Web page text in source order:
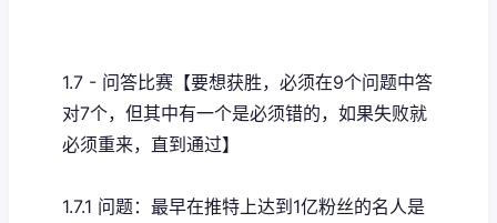
1.7 - 问答比赛【要想获胜，必须在9个问题中答
对7个，但其中有一个是必须错的，如果失败就
必须重来，直到通过】
1.7.1 问题：最早在推特上达到1亿粉丝的名人是